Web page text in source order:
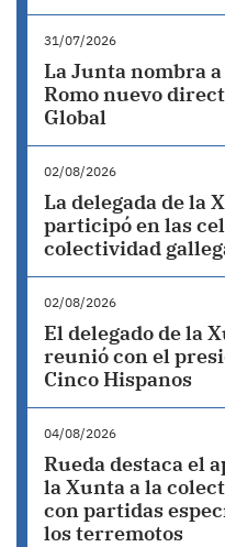
31/07/2026
La Junta nombra
Romo nuevo
Global
02/08/2026
La delegada de la
participó en las
colectividad
02/08/2026
El delegado de la
reunió con el
Cinco Hispanos
04/08/2026
Rueda destaca el
la Xunta a la
con partidas
los terremotos